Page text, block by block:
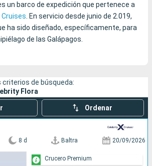
un barco de expedición que pertenece a
. En servicio desde junio de 2.019,
ha sido diseñado, específicamente, para
de las Galápagos.
criterios de búsqueda:
Flora
Ordenar
8 d Baltra 20/09/2026
Crucero Premium